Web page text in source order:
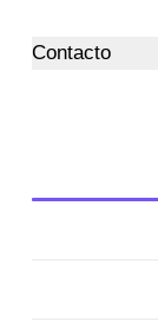
Contacto